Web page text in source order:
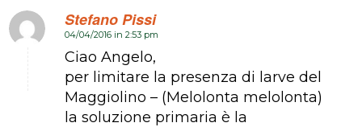
Stefano Pissi
dice:
04/04/2016 in 2:53 pm
Ciao Angelo,
per limitare la presenza di larve del
Maggiolino – (Melolonta melolonta)
la soluzione primaria è la